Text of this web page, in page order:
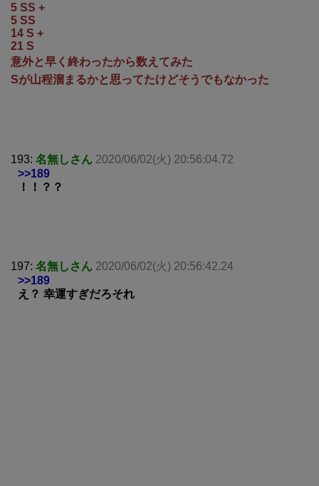
5 SS +
5 SS
14 S +
21 S
意外と早く終わったから数えてみた
Sが山程溜まるかと思ってたけどそうでもなかった
193: 名無しさん 2020/06/02(火) 20:56:04.72
>>189
！！？？
197: 名無しさん 2020/06/02(火) 20:56:42.24
>>189
え？ 幸運すぎだろそれ